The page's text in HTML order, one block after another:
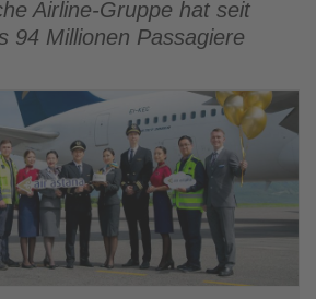
Airline-Gruppe hat seit
94 Millionen Passagiere